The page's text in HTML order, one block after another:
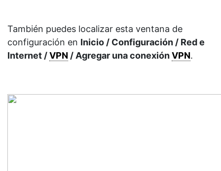
También puedes localizar esta ventana de
configuración en Inicio / Configuración / Red e
Internet /VPN / Agregar una conexiónVPN.